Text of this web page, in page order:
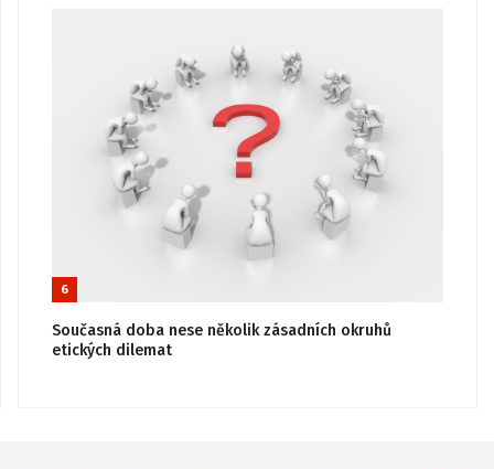
6
Současná doba nese několik zásadních okruhů
etických dilemat